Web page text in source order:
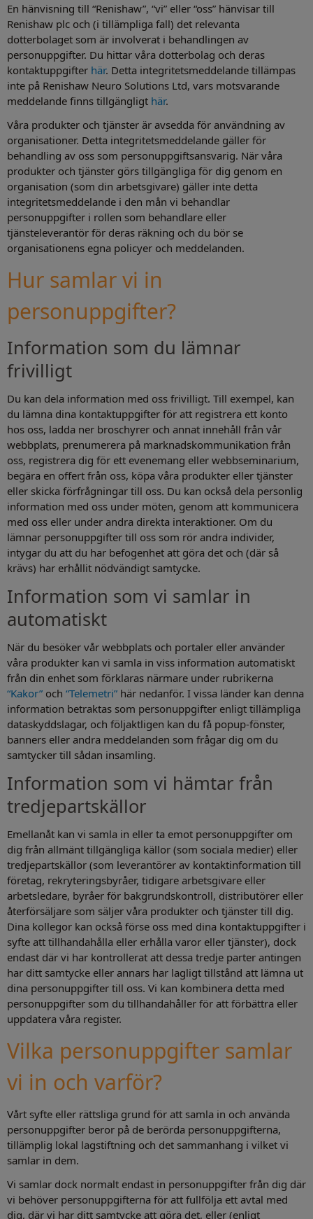
En hänvisning till “Renishaw”, “vi” eller “oss” hänvisar till
Renishaw plc och (i tillämpliga fall) det relevanta
dotterbolaget som är involverat i behandlingen av
personuppgifter. Du hittar våra dotterbolag och deras
kontaktuppgifter här. Detta integritetsmeddelande tillämpas
inte på Renishaw Neuro Solutions Ltd, vars motsvarande
meddelande finns tillgängligt här.
Våra produkter och tjänster är avsedda för användning av
organisationer. Detta integritetsmeddelande gäller för
behandling av oss som personuppgiftsansvarig. När våra
produkter och tjänster görs tillgängliga för dig genom en
organisation (som din arbetsgivare) gäller inte detta
integritetsmeddelande i den mån vi behandlar
personuppgifter i rollen som behandlare eller
tjänsteleverantör för deras räkning och du bör se
organisationens egna policyer och meddelanden.
Hur samlar vi in
personuppgifter?
Information som du lämnar
frivilligt
Du kan dela information med oss frivilligt. Till exempel, kan
du lämna dina kontaktuppgifter för att registrera ett konto
hos oss, ladda ner broschyrer och annat innehåll från vår
webbplats, prenumerera på marknadskommunikation från
oss, registrera dig för ett evenemang eller webbseminarium,
begära en offert från oss, köpa våra produkter eller tjänster
eller skicka förfrågningar till oss. Du kan också dela personlig
information med oss under möten, genom att kommunicera
med oss eller under andra direkta interaktioner. Om du
lämnar personuppgifter till oss som rör andra individer,
intygar du att du har befogenhet att göra det och (där så
krävs) har erhållit nödvändigt samtycke.
Information som vi samlar in
automatiskt
När du besöker vår webbplats och portaler eller använder
våra produkter kan vi samla in viss information automatiskt
från din enhet som förklaras närmare under rubrikerna
“Kakor” och “Telemetri” här nedanför. I vissa länder kan denna
information betraktas som personuppgifter enligt tillämpliga
dataskyddslagar, och följaktligen kan du få popup-fönster,
banners eller andra meddelanden som frågar dig om du
samtycker till sådan insamling.
Information som vi hämtar från
tredjepartskällor
Emellanåt kan vi samla in eller ta emot personuppgifter om
dig från allmänt tillgängliga källor (som sociala medier) eller
tredjepartskällor (som leverantörer av kontaktinformation till
företag, rekryteringsbyråer, tidigare arbetsgivare eller
arbetsledare, byråer för bakgrundskontroll, distributörer eller
återförsäljare som säljer våra produkter och tjänster till dig.
Dina kollegor kan också förse oss med dina kontaktuppgifter i
syfte att tillhandahålla eller erhålla varor eller tjänster), dock
endast där vi har kontrollerat att dessa tredje parter antingen
har ditt samtycke eller annars har lagligt tillstånd att lämna ut
dina personuppgifter till oss. Vi kan kombinera detta med
personuppgifter som du tillhandahåller för att förbättra eller
uppdatera våra register.
Vilka personuppgifter samlar
vi in och varför?
Vårt syfte eller rättsliga grund för att samla in och använda
personuppgifter beror på de berörda personuppgifterna,
tillämplig lokal lagstiftning och det sammanhang i vilket vi
samlar in dem.
Vi samlar dock normalt endast in personuppgifter från dig där
vi behöver personuppgifterna för att fullfölja ett avtal med
dig, där vi har ditt samtycke att göra det, eller (enligt